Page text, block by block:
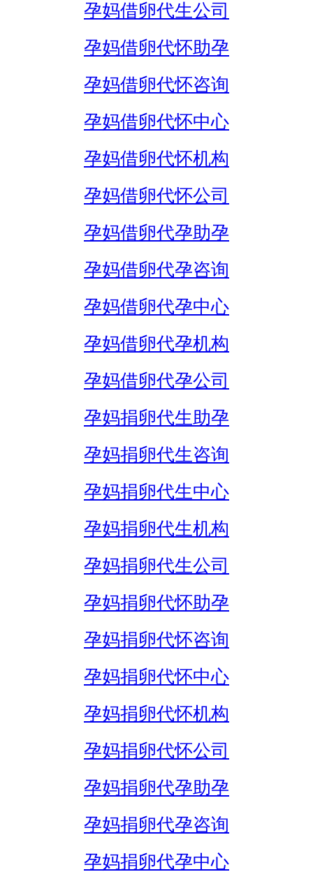
孕妈借卵代生公司
孕妈借卵代怀助孕
孕妈借卵代怀咨询
孕妈借卵代怀中心
孕妈借卵代怀机构
孕妈借卵代怀公司
孕妈借卵代孕助孕
孕妈借卵代孕咨询
孕妈借卵代孕中心
孕妈借卵代孕机构
孕妈借卵代孕公司
孕妈捐卵代生助孕
孕妈捐卵代生咨询
孕妈捐卵代生中心
孕妈捐卵代生机构
孕妈捐卵代生公司
孕妈捐卵代怀助孕
孕妈捐卵代怀咨询
孕妈捐卵代怀中心
孕妈捐卵代怀机构
孕妈捐卵代怀公司
孕妈捐卵代孕助孕
孕妈捐卵代孕咨询
孕妈捐卵代孕中心